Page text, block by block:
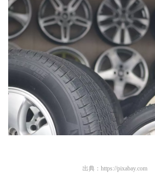
出典： https://pixabay.com